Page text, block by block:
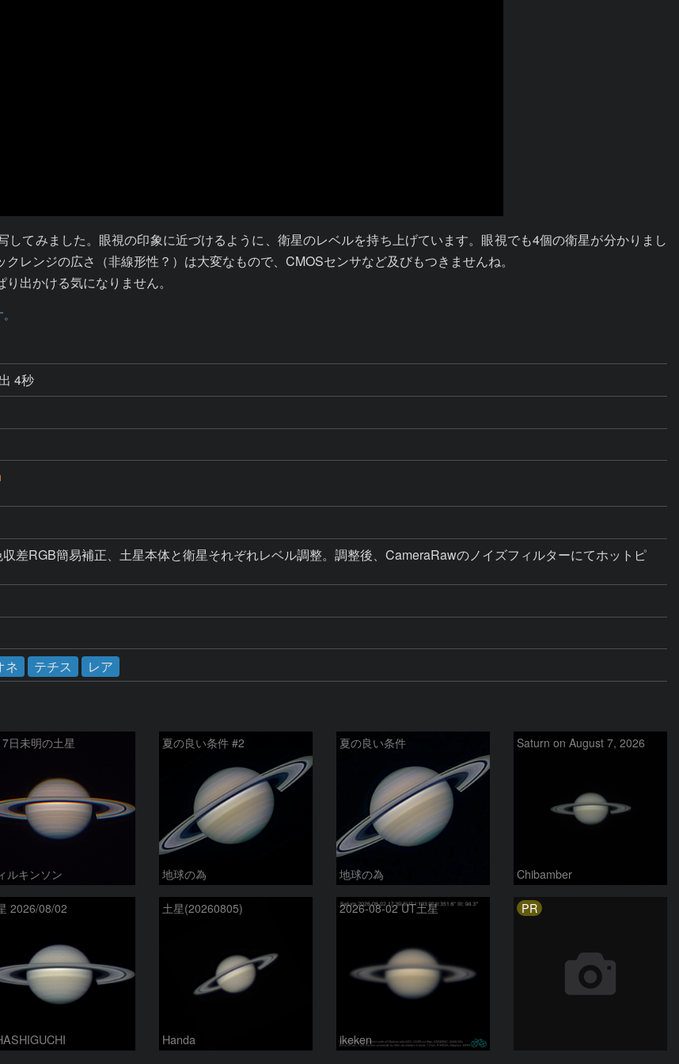
てみました。眼視の印象に近づけるように、衛星のレベルを持ち上げています。眼視でも4個の衛星が分かりまし
レンジの広さ（非線形性？）は大変なもので、CMOSセンサなど及びもつきませんね。
出かける気になりません。
4秒
差RGB簡易補正、土星本体と衛星それぞれレベル調整。調整後、CameraRawのノイズフィルターにてホットピ
ネ テチス レア
日未明の土星
ルキンソン
夏の良い条件 #2
地球の為
夏の良い条件
地球の為
Saturn on August 7, 2026
Chibamber
2026/08/02 土星(20260805)
Handa
2026-08-02 UT土星
ikeken
PR